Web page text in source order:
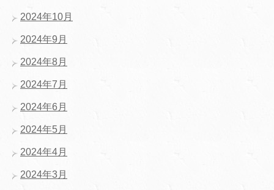
2024年10月
2024年9月
2024年8月
2024年7月
2024年6月
2024年5月
2024年4月
2024年3月